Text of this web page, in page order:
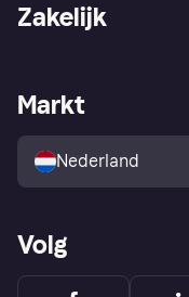
Winkeloverzicht
Kopersbescherming voor
consumenten
Zakelijk
Zakelijke login
Markt
Nederland
Volg